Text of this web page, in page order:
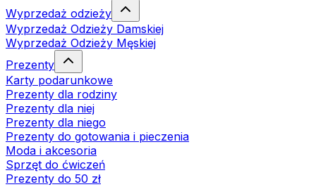
Wyprzedaż odzieży
Wyprzedaż Odzieży Damskiej
Wyprzedaż Odzieży Męskiej
Prezenty
Karty podarunkowe
Prezenty dla rodziny
Prezenty dla niej
Prezenty dla niego
Prezenty do gotowania i pieczenia
Moda i akcesoria
Sprzęt do ćwiczeń
Prezenty do 50 zł